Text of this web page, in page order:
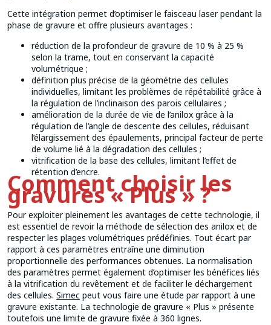
Cette intégration permet d’optimiser le faisceau laser pendant la
phase de gravure et offre plusieurs avantages :
réduction de la profondeur de gravure de 10 % à 25 %
selon la trame, tout en conservant la capacité
volumétrique ;
définition plus précise de la géométrie des cellules
individuelles, limitant les problèmes de répétabilité grâce à
la régulation de l’inclinaison des parois cellulaires ;
amélioration de la durée de vie de l’anilox grâce à la
régulation de l’angle de descente des cellules, réduisant
l’élargissement des épaulements, principal facteur de perte
de volume lié à la dégradation des cellules ;
vitrification de la base des cellules, limitant l’effet de
rétention d’encre.
Comment choisir les
gravures « Plus » ?
Pour exploiter pleinement les avantages de cette technologie, il
est essentiel de revoir la méthode de sélection des anilox et de
respecter les plages volumétriques prédéfinies. Tout écart par
rapport à ces paramètres entraîne une diminution
proportionnelle des performances obtenues. La normalisation
des paramètres permet également d’optimiser les bénéfices liés
à la vitrification du revêtement et de faciliter le déchargement
des cellules. Simec peut vous faire une étude par rapport à une
gravure existante. La technologie de gravure « Plus » présente
toutefois une limite de gravure fixée à 360 lignes.